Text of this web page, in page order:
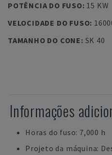
POTÊNCIA DO FUSO: 15 KW
VELOCIDADE DO FUSO:
TAMANHO DO CONE: SK 40
Informações
Horas do fuso: 7,000 h
Projeto da máquina: